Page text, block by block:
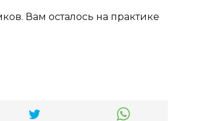
Вам осталось на практике